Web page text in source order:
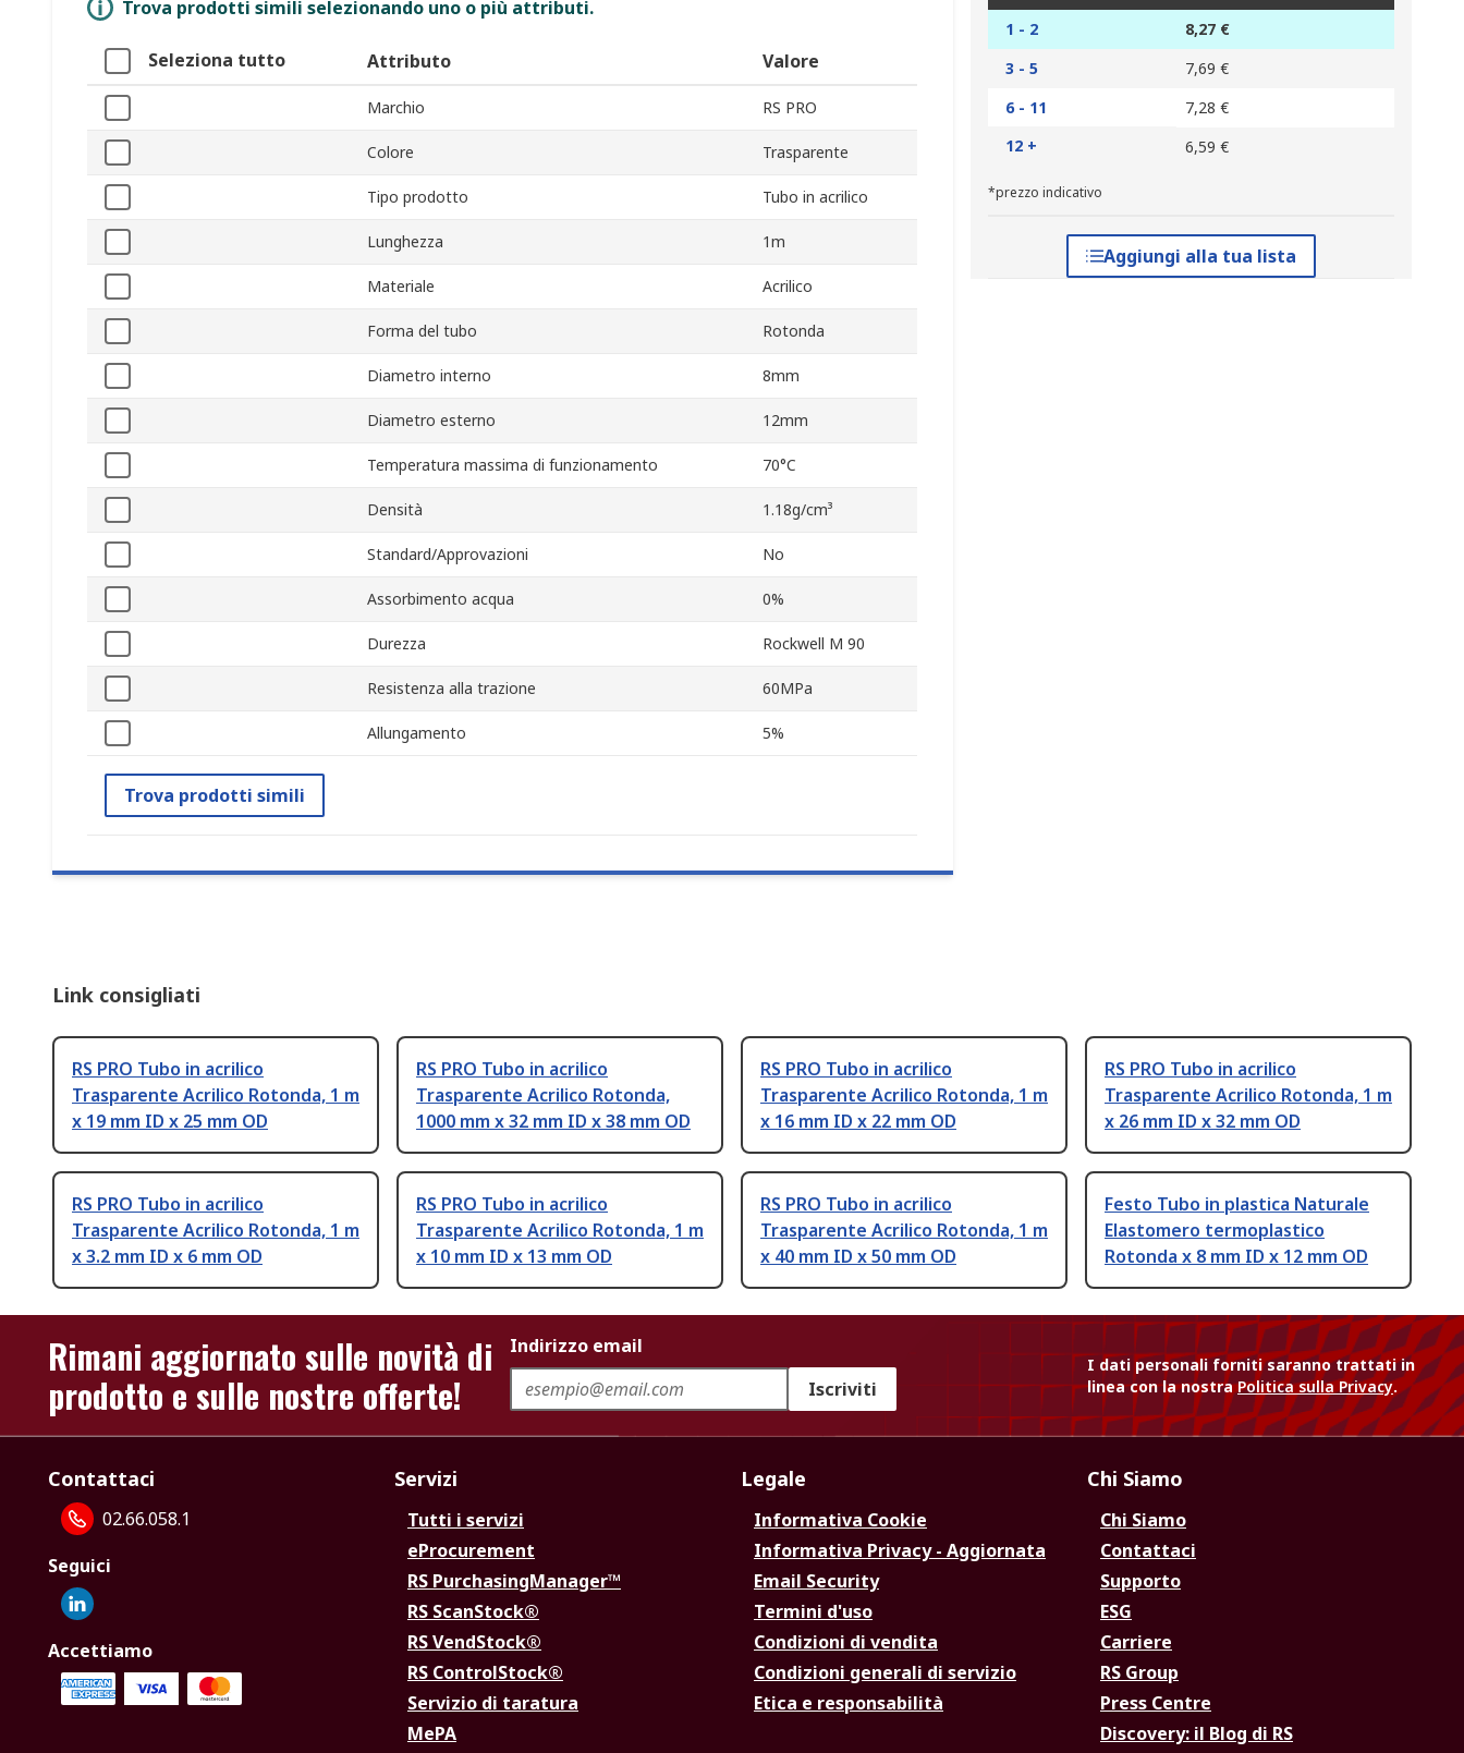
1 - 2
8,27 €
3 - 5
7,69 €
6 - 11
7,28 €
12 +
6,59 €
*prezzo indicativo
Aggiungi alla tua lista
Trova prodotti simili selezionando uno o più attributi.
Seleziona tutto Attributo Valore
Marchio RS PRO
Colore Trasparente
Tipo prodotto Tubo in acrilico
Lunghezza 1m
Materiale Acrilico
Forma del tubo Rotonda
Diametro interno 8mm
Diametro esterno 12mm
Temperatura massima di funzionamento 70°C
Densità 1.18g/cm³
Standard/Approvazioni No
Assorbimento acqua 0%
Durezza Rockwell M 90
Resistenza alla trazione 60MPa
Allungamento 5%
Trova prodotti simili
Link consigliati
RS PRO Tubo in acrilico
Trasparente Acrilico Rotonda, 1 m
x 19 mm ID x 25 mm OD
RS PRO Tubo in acrilico
Trasparente Acrilico Rotonda,
1000 mm x 32 mm ID x 38 mm OD
RS PRO Tubo in acrilico
Trasparente Acrilico Rotonda, 1 m
x 16 mm ID x 22 mm OD
RS PRO Tubo in acrilico
Trasparente Acrilico Rotonda, 1 m
x 26 mm ID x 32 mm OD
RS PRO Tubo in acrilico
Trasparente Acrilico Rotonda, 1 m
x 3.2 mm ID x 6 mm OD
RS PRO Tubo in acrilico
Trasparente Acrilico Rotonda, 1 m
x 10 mm ID x 13 mm OD
RS PRO Tubo in acrilico
Trasparente Acrilico Rotonda, 1 m
x 40 mm ID x 50 mm OD
Festo Tubo in plastica Naturale
Elastomero termoplastico
Rotonda x 8 mm ID x 12 mm OD
Rimani aggiornato sulle novità di
prodotto e sulle nostre offerte!
Indirizzo email
Iscriviti
I dati personali forniti saranno trattati in
linea con la nostraPolitica sulla Privacy.
Contattaci
02.66.058.1
Seguici
Accettiamo
Servizi
Tutti i servizi
eProcurement
RS PurchasingManager™
RS ScanStock®
RS VendStock®
RS ControlStock®
Servizio di taratura
MePA
Legale
Informativa Cookie
Informativa Privacy - Aggiornata
Email Security
Termini d'uso
Condizioni di vendita
Condizioni generali di servizio
Etica e responsabilità
Chi Siamo
Chi Siamo
Contattaci
Supporto
ESG
Carriere
RS Group
Press Centre
Discovery: il Blog di RS